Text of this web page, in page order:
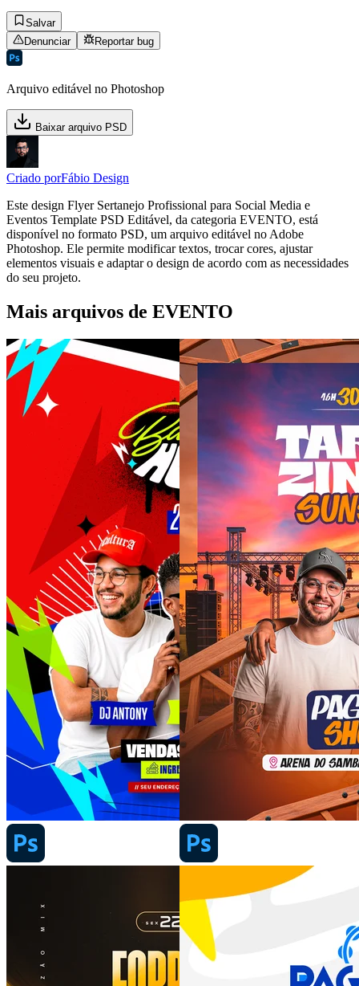
Salvar
Denunciar
Reportar bug
Arquivo editável no Photoshop
Baixar arquivo PSD
Criado porFábio Design
Este design Flyer Sertanejo Profissional para Social Media e
Eventos Template PSD Editável, da categoria EVENTO, está
disponível no formato PSD, um arquivo editável no Adobe
Photoshop. Ele permite modificar textos, trocar cores, ajustar
elementos visuais e adaptar o design de acordo com as necessidades
do seu projeto.
Mais arquivos de EVENTO